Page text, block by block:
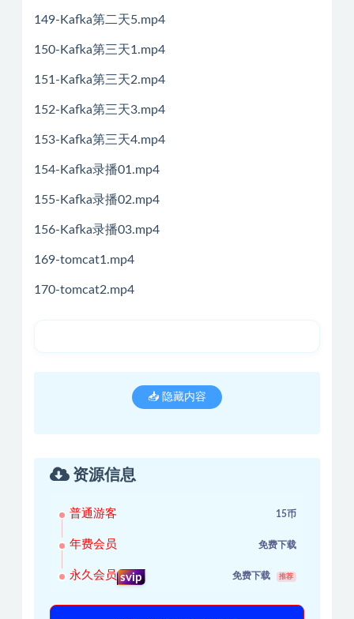
149-Kafka第二天5.mp4
150-Kafka第三天1.mp4
151-Kafka第三天2.mp4
152-Kafka第三天3.mp4
153-Kafka第三天4.mp4
154-Kafka录播01.mp4
155-Kafka录播02.mp4
156-Kafka录播03.mp4
169-tomcat1.mp4
170-tomcat2.mp4
📥 隐藏内容
资源信息
普通游客 15币
年费会员 免费下载
永久会员 svip 免费下载 推荐